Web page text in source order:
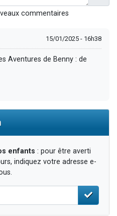
commentaires
15/01/2025 - 16h38
Aventures de Benny : de
enfants : pour être averti
indiquez votre adresse e-